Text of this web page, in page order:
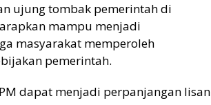
ujung tombak pemerintah di
mampu menjadi
masyarakat memperoleh
pemerintah.
dapat menjadi perpanjangan lisan